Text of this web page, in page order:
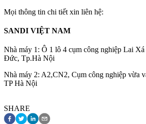
Mọi thông tin chi tiết xin liên hệ:
SANDI VIỆT NAM
Nhà máy 1: Ô 1 lô 4 cụm công nghiệp Lai
Đức, Tp.Hà Nội
Nhà máy 2: A2,CN2, Cụm công nghiệp vừa
TP Hà Nội
SHARE